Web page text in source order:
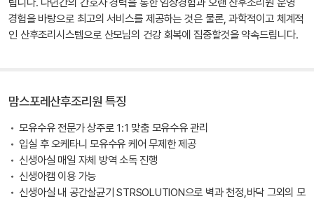
경험을 바탕으로 최고의 서비스를 제공하는 것은 물론, 과학적이고 체계적
인 산후조리시스템으로 산모님의 건강 회복에 집중할것을 약속드립니다.
맘스포레산후조리원 특징
모유수유 전문가 상주로 1:1 맞춤 모유수유 관리
입실 후 오케타니 모유수유 케어 무제한 제공
신생아실 매일 자체 방역 소독 진행
신생아캠 이용 가능
신생아실 내 공간살균기 STRSOLUTION으로 벽과 천정,바닥 그외의 모